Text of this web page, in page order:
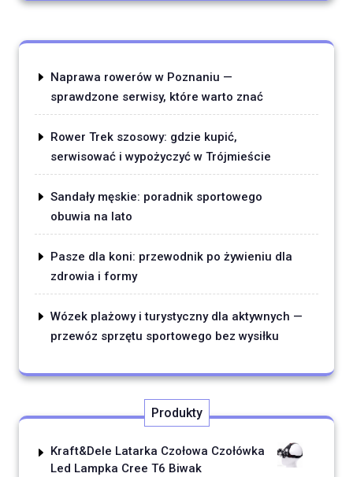
Naprawa rowerów w Poznaniu —
sprawdzone serwisy, które warto znać
Rower Trek szosowy: gdzie kupić,
serwisować i wypożyczyć w Trójmieście
Sandały męskie: poradnik sportowego
obuwia na lato
Pasze dla koni: przewodnik po żywieniu dla
zdrowia i formy
Wózek plażowy i turystyczny dla aktywnych —
przewóz sprzętu sportowego bez wysiłku
Produkty
Kraft&Dele Latarka Czołowa Czołówka
Led Lampka Cree T6 Biwak